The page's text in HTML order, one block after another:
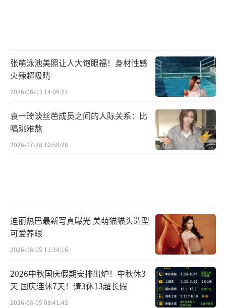
环节中,全场观众将有机会与歌星们一同唱响这
些经典之作,感受着歌声带来的美好和感动。
《歌者归来》致敬经典歌曲解锁新春浪漫
此外,这场演出还通过现代技术手段,让观众
们能够更加深入地参与到演出中。现场的互动
台技术,为观众打造一场极致的视听盛宴。
东方金棕榈“歌者归来”《歌者归来》致
敬经典演唱会南昌站诚意满满,包括编曲音效、
舞蹈编排、造型穿搭、创意玩法等方面均都有
全新的变化和升级,置景和硬件设计等也都根据
场馆精心调整,注入了满满的诚意,力争为到场的
张萌泳池美照让人大饱眼福！身材性感
火辣超吸睛
2026-08-03 14:09:27
袁一琦谈丝芭成员之间的人际关系：比
唱跳难熬
2026-07-28 10:58:28
迪丽热巴最新写真曝光 美萌猫猫头造型
可爱养眼
2026-08-05 11:34:16
2026中秋国庆假期安排出炉！中秋休3
天 国庆连休7天！请3休13超长假
2026-08-05 08:41:43